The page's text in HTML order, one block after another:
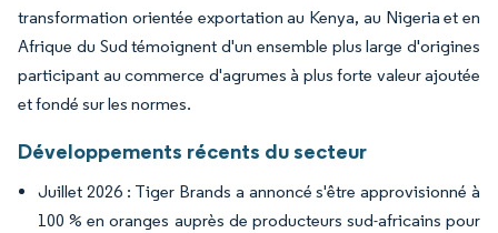
transformation orientée exportation au Kenya, au Nigeria et en
Afrique du Sud témoignent d'un ensemble plus large d'origines
participant au commerce d'agrumes à plus forte valeur ajoutée
et fondé sur les normes.
Développements récents du secteur
Juillet 2026 : Tiger Brands a annoncé s'être approvisionné à
100 % en oranges auprès de producteurs sud-africains pour